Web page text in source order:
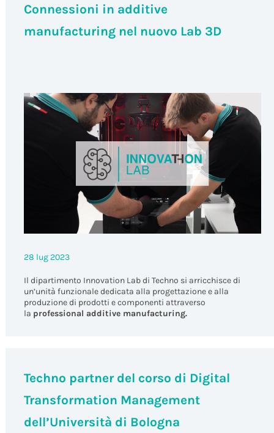
Connessioni in additive
manufacturing nel nuovo Lab 3D
28 lug 2023
Il dipartimento Innovation Lab di Techno si arricchisce di
un’unità funzionale dedicata alla progettazione e alla
produzione di prodotti e componenti attraverso
la professional additive manufacturing.
Techno partner del corso di Digital
Transformation Management
dell’Università di Bologna